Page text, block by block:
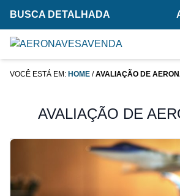
BUSCA DETALHADA
VOCÊ ESTÁ EM: HOME /AVALIAÇÃO DE
AVALIAÇÃO DE